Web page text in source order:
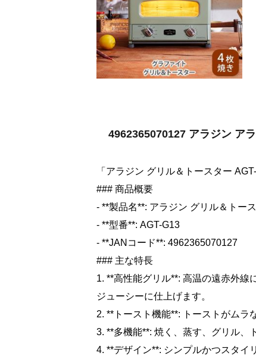
4962365070127 アラジン ア
「アラジン グリル＆トースター
### 商品概要
- **製品名**: アラジン グリル＆トー
- **型番**: AGT-G13
- **JANコード**: 4962365070127
### 主な特長
1. **高性能グリル**: 高温の遠赤外線
ジューシーに仕上げます。
2. **トースト機能**: トーストがムラ
3. **多機能**: 焼く、蒸す、グリル、
4. **デザイン**: シンプルかつスタイ